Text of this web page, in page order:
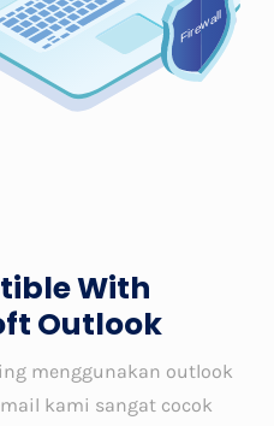
With
Outlook
menggunakan outlook
kami sangat cocok